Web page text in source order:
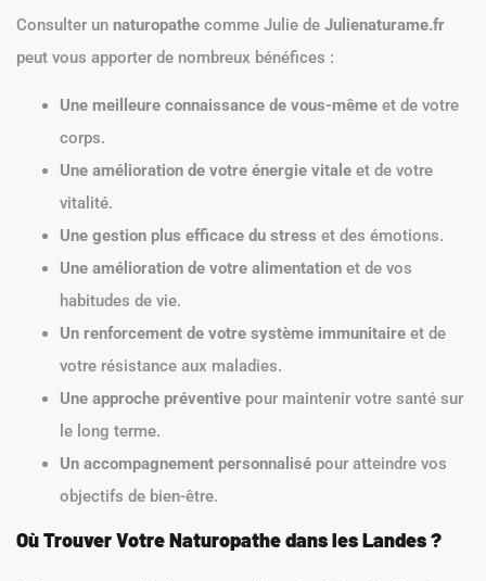
Consulter un naturopathe comme Julie de Julienaturame.fr
peut vous apporter de nombreux bénéfices :
Une meilleure connaissance de vous-même et de votre
corps.
Une amélioration de votre énergie vitale et de votre
vitalité.
Une gestion plus efficace du stress et des émotions.
Une amélioration de votre alimentation et de vos
habitudes de vie.
Un renforcement de votre système immunitaire et de
votre résistance aux maladies.
Une approche préventive pour maintenir votre santé sur
le long terme.
Un accompagnement personnalisé pour atteindre vos
objectifs de bien-être.
Où Trouver Votre Naturopathe dans les Landes ?